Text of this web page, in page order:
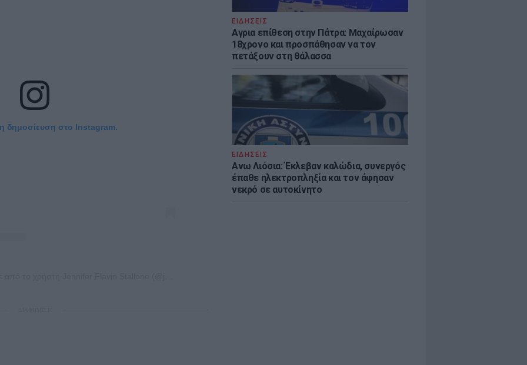
ΕΙΔΗΣΕΙΣ
Αγρια επίθεση στην Πάτρα: Μαχαίρωσαν
18χρονο και προσπάθησαν να τον
πετάξουν στη θάλασσα
ΕΙΔΗΣΕΙΣ
Ανω Λιόσια: Έκλεβαν καλώδια, συνεργός
έπαθε ηλεκτροπληξία και τον άφησαν
νεκρό σε αυτοκίνητο
δημοσίευση στο Instagram.